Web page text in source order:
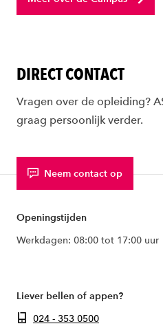
DIRECT CONTACT
Vragen over de opleiding?
graag persoonlijk verder.
Neem contact op
Openingstijden
Werkdagen: 08:00 tot 17:00 uur
Liever bellen of appen?
024 - 353 0500